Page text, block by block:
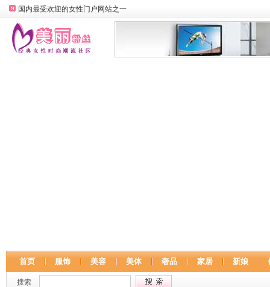
国内最受欢迎的女性门户网站之一
首页 服饰 美容 美体 奢品 家居 新娘
搜索